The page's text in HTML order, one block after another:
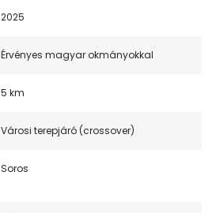
2025
Érvényes magyar okmányokkal
5 km
Városi terepjáró (crossover)
Soros